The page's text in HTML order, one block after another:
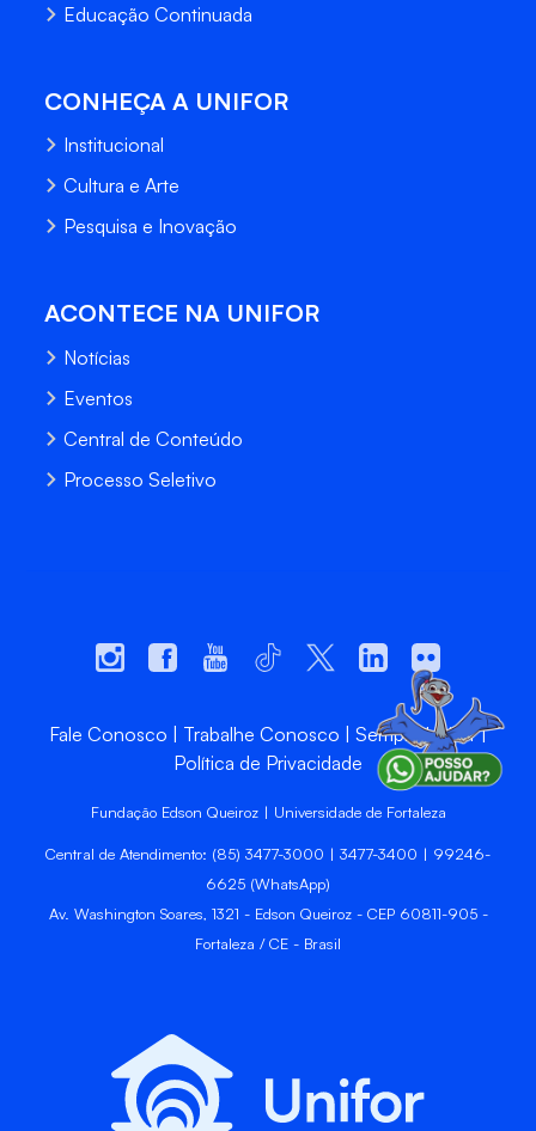
Educação Continuada
CONHEÇA A UNIFOR
Institucional
Cultura e Arte
Pesquisa e Inovação
ACONTECE NA UNIFOR
Notícias
Eventos
Central de Conteúdo
Processo Seletivo
Fale Conosco Trabalhe Conosco
Sempre Unifor
Política de Privacidade
Fundação Edson Queiroz | Universidade de Fortaleza
Central de Atendimento: (85) 3477-3000 | 3477-3400 | 99246-
6625 (WhatsApp)
Av. Washington Soares, 1321 - Edson Queiroz - CEP 60811-905 -
Fortaleza / CE - Brasil